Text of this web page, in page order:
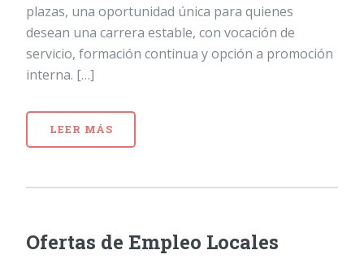
plazas, una oportunidad única para quienes
desean una carrera estable, con vocación de
servicio, formación continua y opción a promoción
interna. […]
LEER MÁS
Ofertas de Empleo Locales